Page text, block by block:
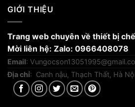
GIỚI THIỆU
Trang web chuyên về thiết bị
Mời liên hệ: Zalo: 0966408078
Email:
Địa chỉ: Canh nậu, Thạch Thất, Hà